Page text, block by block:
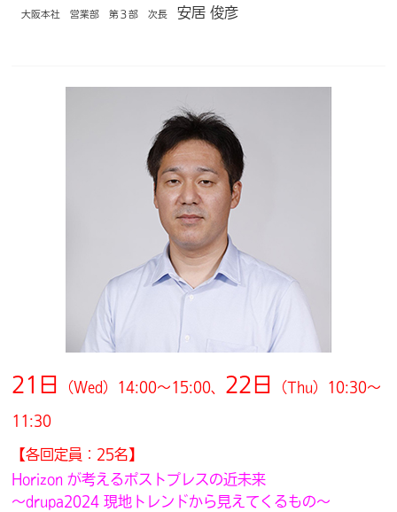
大阪本社 営業部 第３部 次長安居 俊彦
21日 （Wed）14:00～15:00、 22日
（Thu）10:30～
11:30
【各回定員：25名】
Horizon が考えるポストプレスの近未来
～drupa2024 現地トレンドから見えてくるもの～